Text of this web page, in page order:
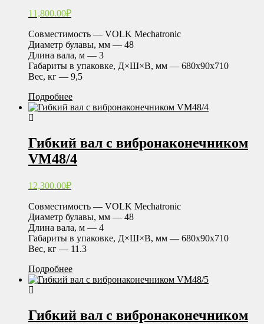
11,800.00₽
Совместимость — VOLK Mechatronic
Диаметр булавы, мм — 48
Длина вала, м — 3
Габариты в упаковке, Д×Ш×В, мм — 680х90х710
Вес, кг — 9,5
Подробнее
Гибкий вал с вибронаконечником
VM48/4
12,300.00₽
Совместимость — VOLK Mechatronic
Диаметр булавы, мм — 48
Длина вала, м — 4
Габариты в упаковке, Д×Ш×В, мм — 680х90х710
Вес, кг — 11.3
Подробнее
Гибкий вал с вибронаконечником